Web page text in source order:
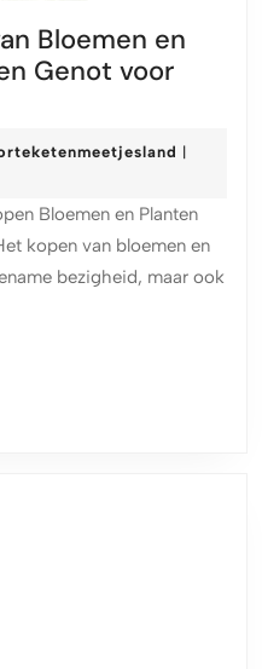
Bloemen en
Genot voor
|
Bloemen en Planten
kopen van bloemen en
bezigheid, maar ook